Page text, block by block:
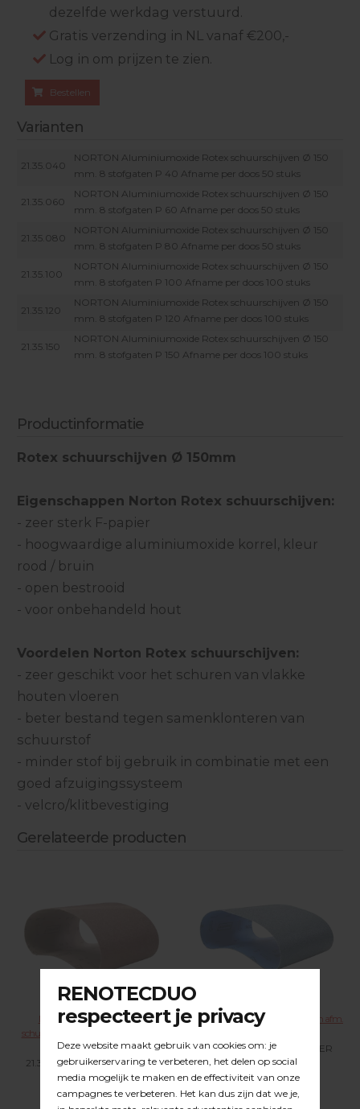
dezelfde werkdag verstuurd.
Gratis verzending in NL vanaf €200,-
Log in om prijzen te zien.
Bestellen
Varianten
21.35.040
NORTON Aluminiumoxide Rotex schuurschijven Ø 150
mm. 8 stofgaten P 40 Afname per doos 50 stuks
21.35.060
NORTON Aluminiumoxide Rotex schuurschijven Ø 150
mm. 8 stofgaten P 60 Afname per doos 50 stuks
21.35.080
NORTON Aluminiumoxide Rotex schuurschijven Ø 150
mm. 8 stofgaten P 80 Afname per doos 50 stuks
21.35.100
NORTON Aluminiumoxide Rotex schuurschijven Ø 150
mm. 8 stofgaten P 100 Afname per doos 100 stuks
21.35.120
NORTON Aluminiumoxide Rotex schuurschijven Ø 150
mm. 8 stofgaten P 120 Afname per doos 100 stuks
21.35.150
NORTON Aluminiumoxide Rotex schuurschijven Ø 150
mm. 8 stofgaten P 150 Afname per doos 100 stuks
Productinformatie
Rotex schuurschijven Ø 150mm
Eigenschappen Norton Rotex schuurschijven:
- zeer sterk F-papier
- hoogwaardige aluminiumoxide korrel, kleur
rood / bruin
- open bestrooid
- voor onbehandeld hout
Voordelen Norton Rotex schuurschijven:
- zeer geschikt voor het schuren van vlakke
houten vloeren
- beter bestand tegen samenklonteren van
schuurstof
- minder stof bij gebruik in combinatie met een
goed afzuigingssysteem
- velcro/klitbevestiging
Gerelateerde producten
NORTON Aluminiumoxide
schuurbanden afm. 200 x 750 mm.
R230
21.30.XXX KLIK VOOR MEER
NORTON Norzon schuurbanden afm.
21.31.XXX KLIK VOOR MEER